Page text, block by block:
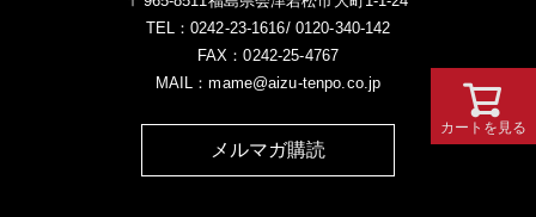
TEL：0242-23-1616/ 0120-340-142
FAX：0242-25-4767
MAIL：mame@aizu-tenpo.co.jp
メルマガ購読
カートを見る